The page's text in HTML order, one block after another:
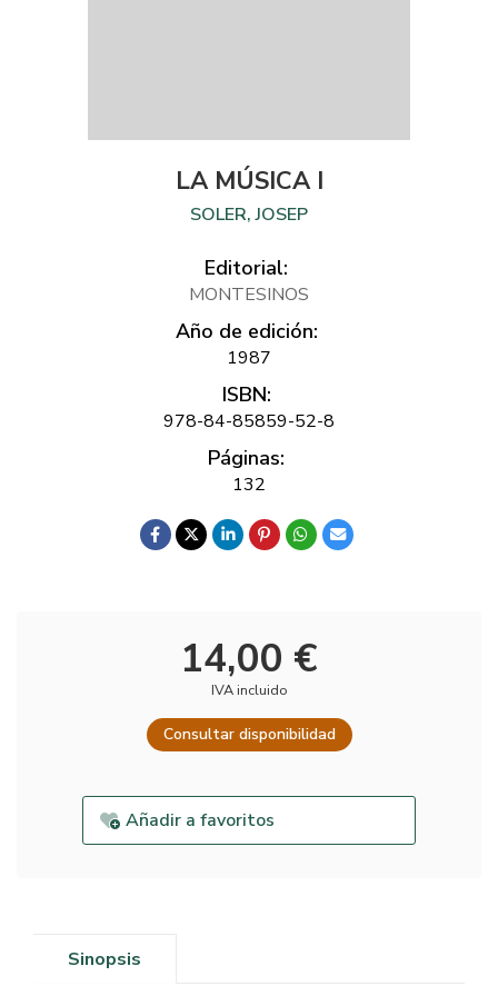
LA MÚSICA I
SOLER, JOSEP
Editorial:
MONTESINOS
Año de edición:
1987
ISBN:
978-84-85859-52-8
Páginas:
132
14,00 €
IVA incluido
Consultar disponibilidad
Añadir a favoritos
Sinopsis